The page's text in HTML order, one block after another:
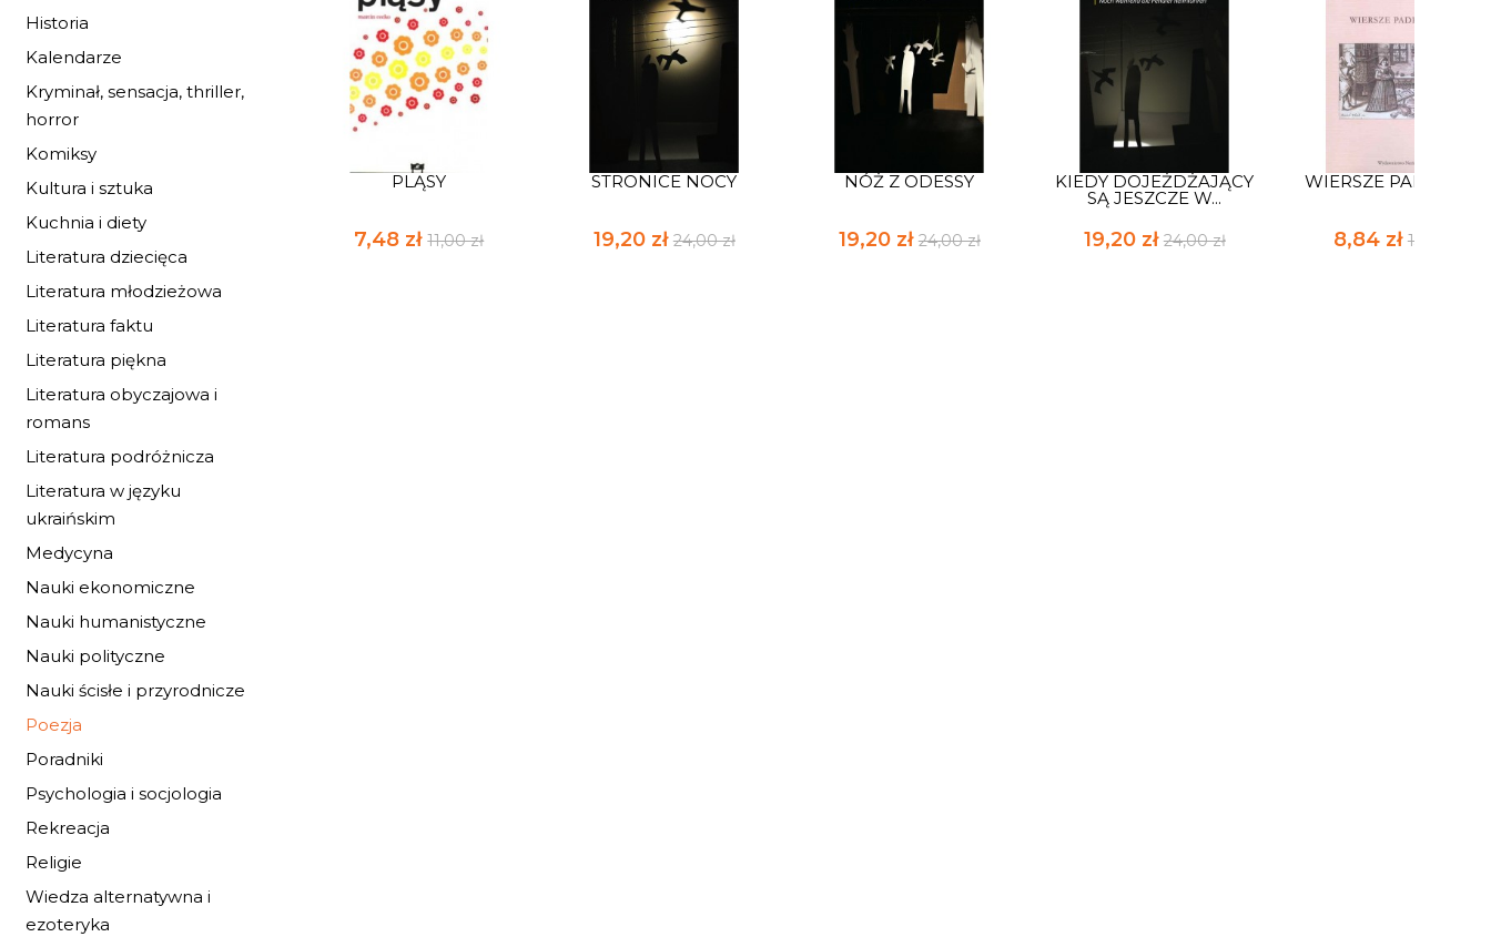
Historia
Kalendarze
Kryminał, sensacja, thriller,
horror
Komiksy
Kultura i sztuka
Kuchnia i diety
Literatura dziecięca
Literatura młodzieżowa
Literatura faktu
Literatura piękna
Literatura obyczajowa i
romans
Literatura podróżnicza
Literatura w języku
ukraińskim
Medycyna
Nauki ekonomiczne
Nauki humanistyczne
Nauki polityczne
Nauki ścisłe i przyrodnicze
Poezja
Poradniki
Psychologia i socjologia
Rekreacja
Religie
Wiedza alternatywna i
ezoteryka
PLĄSY
7,48 zł11,00 zł
STRONICE NOCY
19,20 zł 24,00 zł
NÓŻ Z ODESSY
19,20 zł 24,00 zł
KIEDY DOJEŻDŻAJĄCY
SĄ JESZCZE W...
19,20 zł 24,00 zł
WIERSZE
8,84 zł 13,00 zł